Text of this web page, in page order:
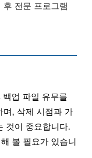
후 전문 프로그램
업 파일 유무를
며, 삭제 시점과 가
것이 중요합니다.
볼 필요가 있습니